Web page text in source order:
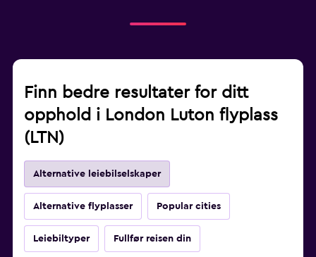
Finn bedre resultater for ditt
opphold i London Luton flyplass
(LTN)
Alternative leiebilselskaper
Alternative flyplasser Popular cities
Leiebiltyper Fullfør reisen din